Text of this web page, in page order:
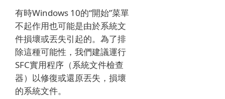
有時Windows 10的“開始”菜單
不起作用也可能是由於系統文
件損壞或丟失引起的。 為了排
除這種可能性，我們建議運行
SFC實用程序（系統文件檢查
器）以修復或還原丟失，損壞
的系統文件。